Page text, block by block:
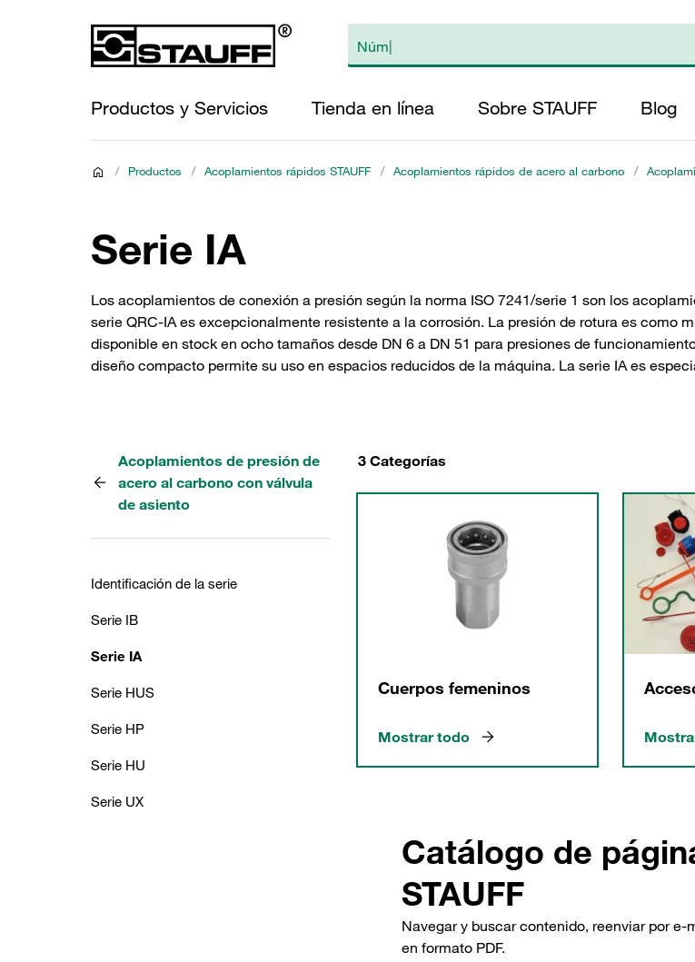
Productos y Servicios Tienda en línea Sobre STAUFF Blog
/ Productos / Acoplamientos rápidos STAUFF / Acoplamientos rápidos de acero al carbono /
Serie IA
Los acoplamientos de conexión a presión según la norma ISO 7241/serie 1 son los
serie QRC-IA es excepcionalmente resistente a la corrosión. La presión de rotura es como
disponible en stock en ocho tamaños desde DN 6 a DN 51 para presiones de
diseño compacto permite su uso en espacios reducidos de la máquina. La serie IA es
Acoplamientos de presión de
acero al carbono con válvula
de asiento
Identificación de la serie
Serie IB
Serie IA
Serie HUS
Serie HP
Serie HU
Serie UX
3 Categorías
Cuerpos femeninos
Mostrar todo
Catálogo de
STAUFF
Navegar y buscar contenido, reenviar por e-
en formato PDF.